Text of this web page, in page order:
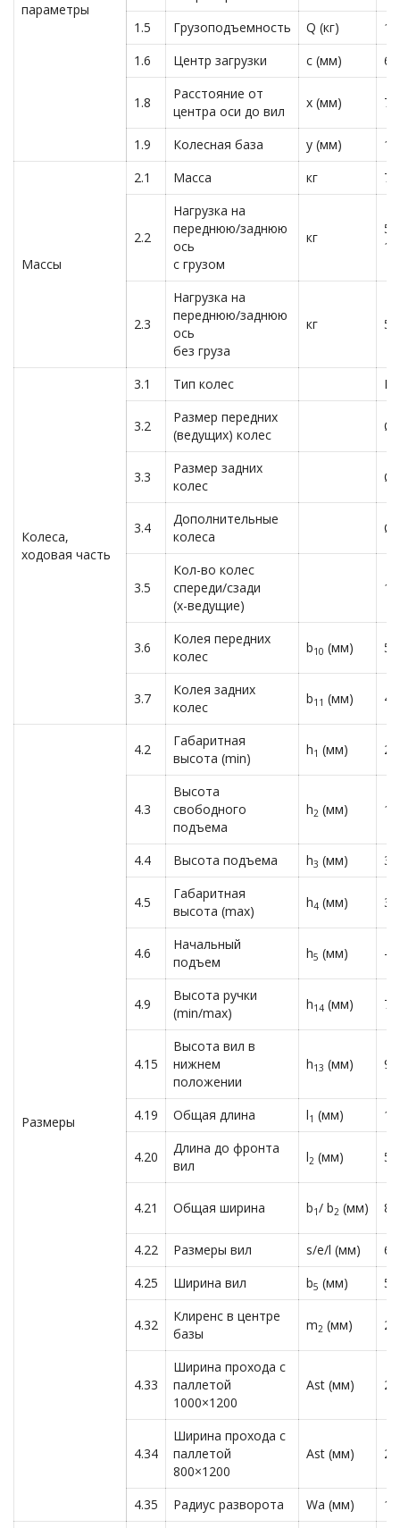
параметры
1.5
Грузоподъемность Q (кг)
1.6
Центр загрузки c (мм)
1.8
Расстояние от
центра оси до вил
x (мм)
1.9 Колесная база y (мм)
Массы
2.1 Масса кг
2.2
Нагрузка на
переднюю/заднюю
ось
с грузом
кг
2.3
Нагрузка на
переднюю/заднюю
ось
без груза
кг
Колеса,
ходовая часть
3.1 Тип колес
3.2
Размер передних
(ведущих) колес
3.3
Размер задних
колес
3.4
Дополнительные
колеса
3.5
Кол-во колес
спереди/сзади
(х-ведущие)
3.6
Колея передних
колес
b10 (мм)
3.7
Колея задних
колес
b11 (мм)
Размеры
4.2
Габаритная
высота (min)
h1 (мм)
4.3
Высота
свободного
подъема
h2 (мм)
4.4 Высота подъема h3 (мм)
4.5
Габаритная
высота (max)
h4 (мм)
4.6
Начальный
подъем
h5 (мм) —
4.9
Высота ручки
(min/max)
h14 (мм)
4.15
Высота вил в
нижнем
положении
h13 (мм) 90
4.19 Общая длина l1 (мм)
4.20
Длина до фронта
вил
l2 (мм)
4.21 Общая ширина b1/ b2 (мм)
4.22 Размеры вил s/e/l (мм)
4.25
Ширина вил b5 (мм)
4.32
Клиренс в центре
базы
m2 (мм) 24
4.33
Ширина прохода с
паллетой
1000×1200
Ast (мм)
4.34
Ширина прохода с
паллетой
800×1200
Ast (мм)
4.35 Радиус разворота Wa (мм)